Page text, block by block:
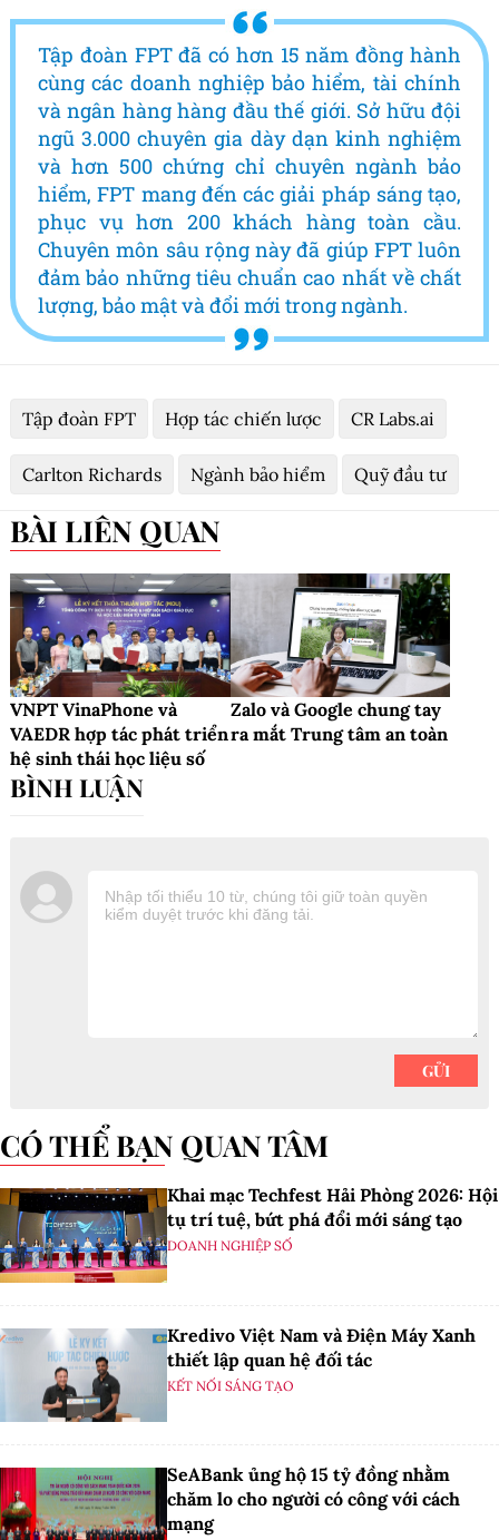
Tập đoàn FPT đã có hơn 15 năm đồng hành
cùng các doanh nghiệp bảo hiểm, tài chính
và ngân hàng hàng đầu thế giới. Sở hữu đội
ngũ 3.000 chuyên gia dày dạn kinh nghiệm
và hơn 500 chứng chỉ chuyên ngành bảo
hiểm, FPT mang đến các giải pháp sáng tạo,
phục vụ hơn 200 khách hàng toàn cầu.
Chuyên môn sâu rộng này đã giúp FPT luôn
đảm bảo những tiêu chuẩn cao nhất về chất
lượng, bảo mật và đổi mới trong ngành.
Tập đoàn FPT Hợp tác chiến lược CR Labs.ai
Carlton Richards Ngành bảo hiểm Quỹ đầu tư
BÀI LIÊN QUAN
VNPT VinaPhone và
VAEDR hợp tác phát triển
hệ sinh thái học liệu số
Zalo và Google chung tay
ra mắt Trung tâm an toàn
CÓ THỂ BẠN QUAN TÂM
Khai mạc Techfest Hải Phòng 2026: Hội
tụ trí tuệ, bứt phá đổi mới sáng tạo
DOANH NGHIỆP SỐ
Kredivo Việt Nam và Điện Máy Xanh
thiết lập quan hệ đối tác
KẾT NỐI SÁNG TẠO
SeABank ủng hộ 15 tỷ đồng nhằm
chăm lo cho người có công với cách
mạng